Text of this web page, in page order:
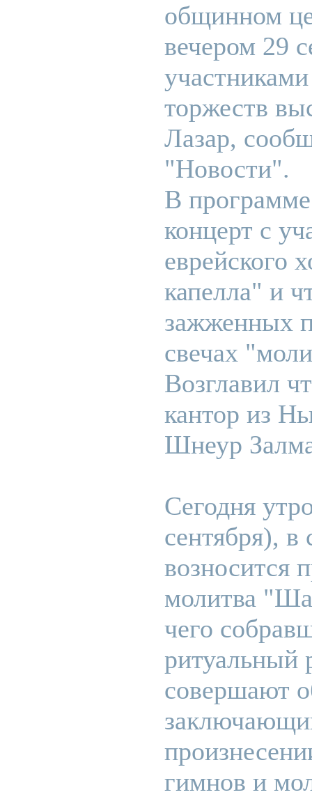
общинном
вечером 29
торжеств
Лазар,
"Новости".
В
концерт с
еврейского
капелла" и
зажженных
свечах
Возглавил
кантор из
Шнеур
Сегодня
сентября), в
возносится
молитва
чего
ритуальный
совершают
гимнов и